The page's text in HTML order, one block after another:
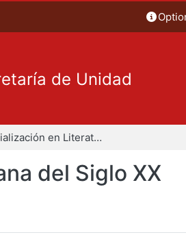
de Unidad
Especialización en Literatura Mexicana del Siglo XX
del Siglo XX